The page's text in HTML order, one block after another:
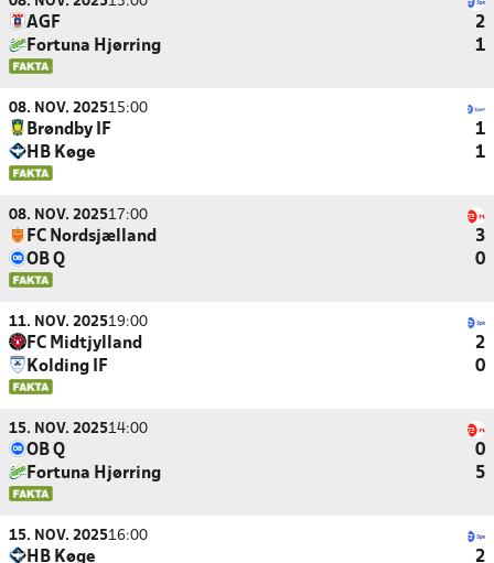
AGF
2
Fortuna Hjørring
1
08. NOV. 202515:00
Brøndby IF
1
HB Køge
1
08. NOV. 202517:00
FC Nordsjælland
3
OB Q
0
11. NOV. 202519:00
FC Midtjylland
2
Kolding IF
0
15. NOV. 202514:00
OB Q
0
Fortuna Hjørring
5
15. NOV. 202516:00
HB Køge
2